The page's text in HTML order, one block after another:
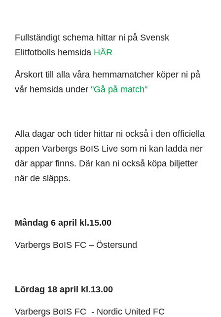
Fullständigt schema hittar ni på Svensk
Elitfotbolls hemsida HÄR
Årskort till alla våra hemmamatcher köper ni på
vår hemsida under "Gå på match"
Alla dagar och tider hittar ni också i den officiella
appen Varbergs BoIS Live som ni kan ladda ner
där appar finns. Där kan ni också köpa biljetter
när de släpps.
Måndag 6 april kl.15.00
Varbergs BoIS FC – Östersund
Lördag 18 april kl.13.00
Varbergs BoIS FC - Nordic United FC